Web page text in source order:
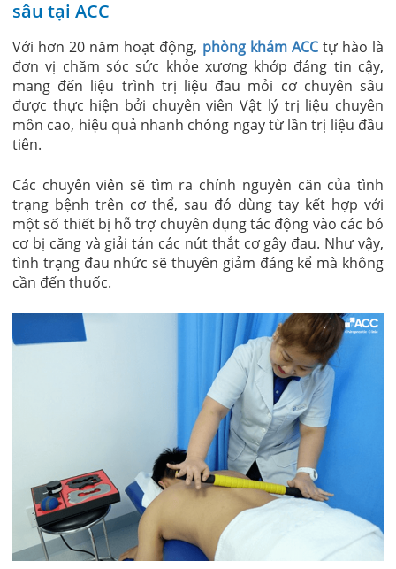
sâu tại ACC
Với hơn 20 năm hoạt động, phòng khám ACCtự hào là
đơn vị chăm sóc sức khỏe xương khớp đáng tin cậy,
mang đến liệu trình trị liệu đau mỏi cơ chuyên sâu
được thực hiện bởi chuyên viên Vật lý trị liệu chuyên
môn cao, hiệu quả nhanh chóng ngay từ lần trị liệu đầu
tiên.
Các chuyên viên sẽ tìm ra chính nguyên căn của tình
trạng bệnh trên cơ thể, sau đó dùng tay kết hợp với
một số thiết bị hỗ trợ chuyên dụng tác động vào các bó
cơ bị căng và giải tán các nút thắt cơ gây đau. Như vậy,
tình trạng đau nhức sẽ thuyên giảm đáng kể mà không
cần đến thuốc.